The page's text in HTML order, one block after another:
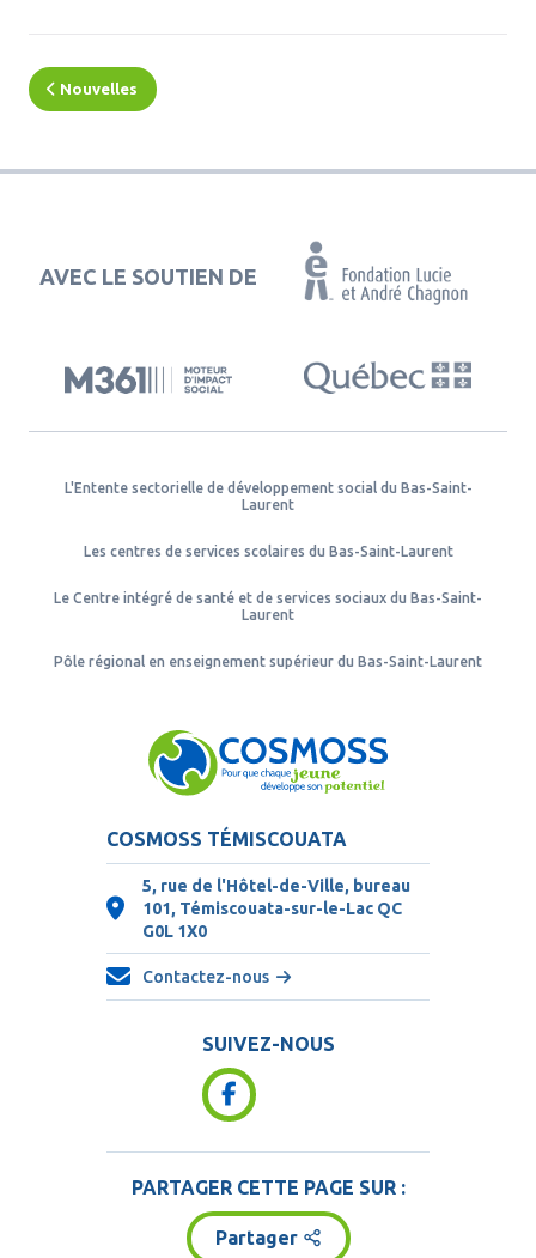
Nouvelles
AVEC LE SOUTIEN DE
L'Entente sectorielle de développement social du Bas-Saint-
Laurent
Les centres de services scolaires du Bas-Saint-Laurent
Le Centre intégré de santé et de services sociaux du Bas-Saint-
Laurent
Pôle régional en enseignement supérieur du Bas-Saint-Laurent
COSMOSS TÉMISCOUATA
5, rue de l'Hôtel-de-Ville, bureau
101, Témiscouata-sur-le-Lac QC
G0L 1X0
Contactez-nous
SUIVEZ-NOUS
PARTAGER CETTE PAGE SUR :
Partager